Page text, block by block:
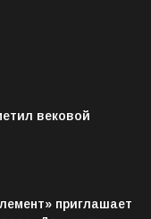
вековой